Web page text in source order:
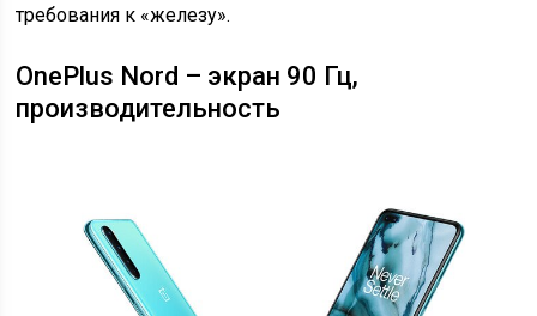
требования к «железу».
OnePlus Nord – экран 90 Гц,
производительность